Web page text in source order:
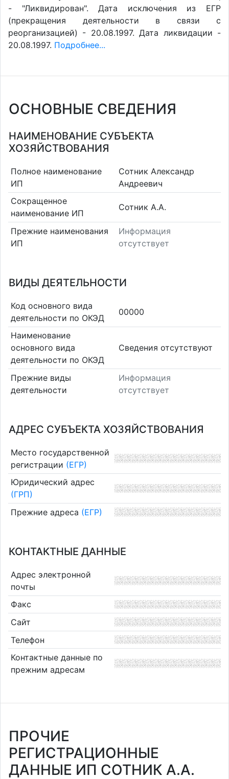
- "Ликвидирован". Дата исключения из ЕГР
(прекращения деятельности в связи с
реорганизацией) - 20.08.1997. Дата ликвидации -
20.08.1997. Подробнее...
ОСНОВНЫЕ СВЕДЕНИЯ
НАИМЕНОВАНИЕ СУБЪЕКТА
ХОЗЯЙСТВОВАНИЯ
Полное наименование
ИП
Сотник Александр
Андреевич
Сокращенное
наименование ИП
Сотник А.А.
Прежние наименования
ИП
Информация
отсутствует
ВИДЫ ДЕЯТЕЛЬНОСТИ
Код основного вида
деятельности по ОКЭД
00000
Наименование
основного вида
деятельности по ОКЭД
Cведения отсутствуют
Прежние виды
деятельности
Информация
отсутствует
АДРЕС СУБЪЕКТА ХОЗЯЙСТВОВАНИЯ
Место государственной
регистрации (ЕГР)
Юридический адрес
(ГРП)
Прежние адреса (ЕГР)
КОНТАКТНЫЕ ДАННЫЕ
Адрес электронной
почты
Факс
Сайт
Телефон
Контактные данные по
прежним адресам
ПРОЧИЕ
РЕГИСТРАЦИОННЫЕ
ДАННЫЕ ИП СОТНИК А.А.